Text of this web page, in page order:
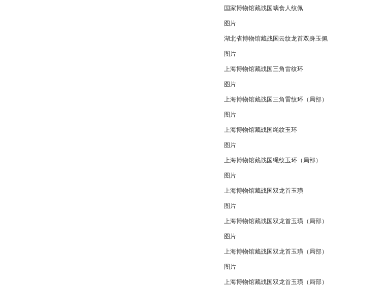
国家博物馆藏战国螭食人纹佩
图片
湖北省博物馆藏战国云纹龙首双身玉佩
图片
上海博物馆藏战国三角雷纹环
图片
上海博物馆藏战国三角雷纹环（局部）
图片
上海博物馆藏战国绳纹玉环
图片
上海博物馆藏战国绳纹玉环（局部）
图片
上海博物馆藏战国双龙首玉璜
图片
上海博物馆藏战国双龙首玉璜（局部）
图片
上海博物馆藏战国双龙首玉璜（局部）
图片
上海博物馆藏战国双龙首玉璜（局部）